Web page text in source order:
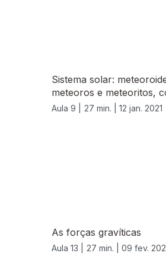
Sistema solar:
meteoros e meteoritos,
Aula 9 | 27 min. | 12 jan. 2021
As forças gravíticas
Aula 13 | 27 min. | 09 fev.